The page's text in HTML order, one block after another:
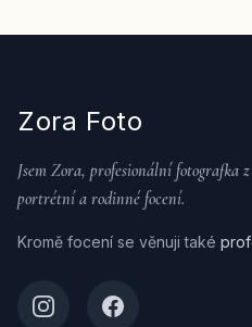
Zora Foto
Jsem Zora, profesionální fotografka
portrétní a rodinné focení.
Kromě focení se věnuji také